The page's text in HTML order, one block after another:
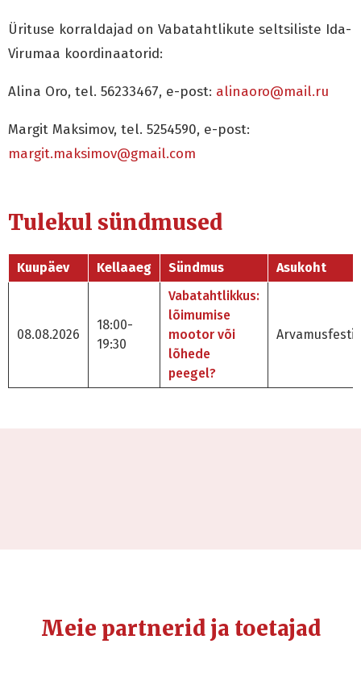
Ürituse korraldajad on Vabatahtlikute seltsiliste Ida-
Virumaa koordinaatorid:
Alina Oro, tel. 56233467, e-post: alinaoro@mail.ru
Margit Maksimov, tel. 5254590, e-post:
margit.maksimov@gmail.com
Tulekul sündmused
Kuupäev Kellaaeg Sündmus Asukoht
08.08.2026
18:00-
19:30
Vabatahtlikkus:
lõimumise
mootor või
lõhede
peegel?
Meie partnerid ja toetajad